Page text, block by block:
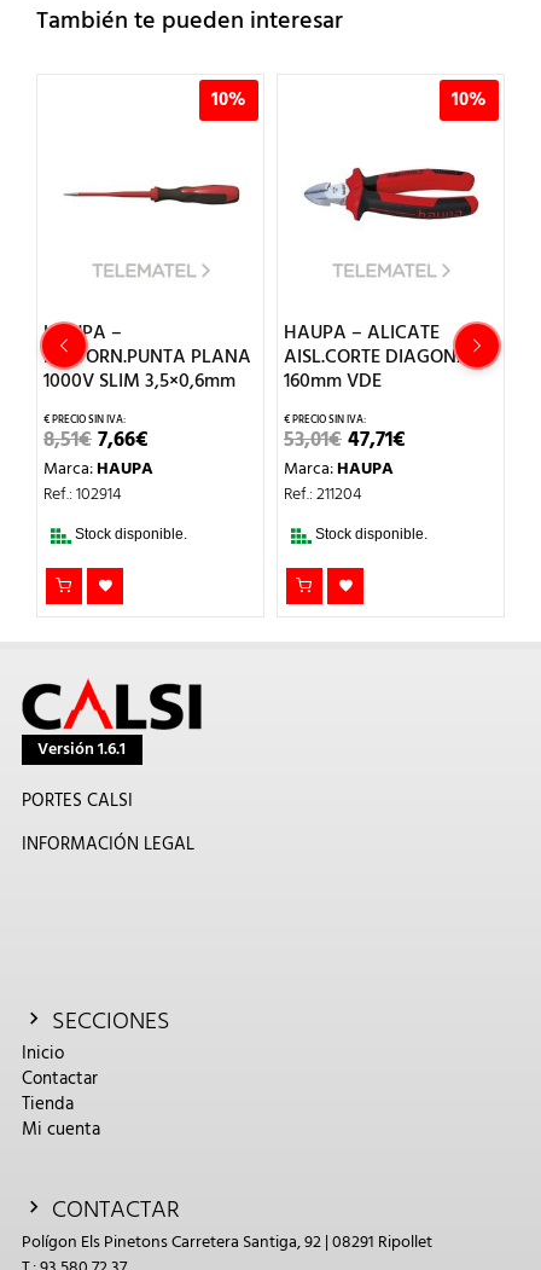
También te pueden interesar
10%
HAUPA –
DESTORN.PUNTA PLANA
1000V SLIM 3,5×0,6mm
8,51€EL
PRECIO
ORIGINAL
ERA:
7,66€PRECIO
ACTUAL
Marca:HAUPA
Ref.: 102914
Stock disponible.
10%
HAUPA – ALICATE
AISL.CORTE DIAGONAL
160mm VDE
53,01€EL
PRECIO
ORIGINAL
ERA:
47,71€
Marca:HAUPA
Ref.: 211204
Stock disponible.
Versión 1.6.1
PORTES CALSI
INFORMACIÓN LEGAL
SECCIONES
Inicio
Contactar
Tienda
Mi cuenta
CONTACTAR
Polígon Els Pinetons Carretera Santiga, 92 | 08291 Ripollet